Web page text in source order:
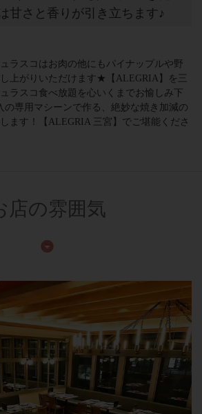
甘さと香りが引き立ちます♪
ラスコはお肉の他にもパイナップルや野
上がりいただけます★【ALEGRIA】を三
ラスコ食べ放題を心いくまでお愉しみ下
専用マシーンで作る、絶妙な焼き加減の
ます！【ALEGRIA 三宮】でご堪能くださ
店の雰囲気